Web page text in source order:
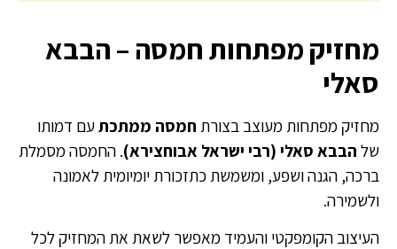
מחזיק מפתחות חמסה – הבבא
סאלי
מחזיק מפתחות מעוצב בצורת חמסה ממתכתעם דמותו
של הבבא סאלי (רבי ישראל אבוחצירא). החמסה מסמלת
ברכה, הגנה ושפע, ומשמשת כתזכורת יומיומית לאמונה
ולשמירה.
העיצוב הקומפקטי והעמיד מאפשר לשאת את המחזיק לכל